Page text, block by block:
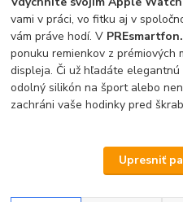
vami v práci, vo fitku aj v
vám práve hodí. V
ponuku remienkov z
displeja. Či už hľadáte
odolný silikón na šport alebo
zachráni vaše hodinky pred
Upresniť